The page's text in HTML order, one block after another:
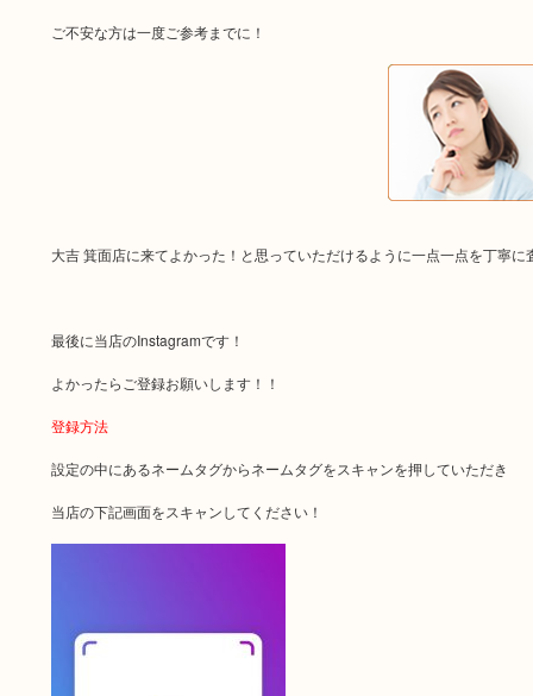
ご不安な方は一度ご参考までに！
大吉 箕面店に来てよかった！と思っていただけるように一点一点を丁寧に
最後に当店のInstagramです！
よかったらご登録お願いします！！
登録方法
設定の中にあるネームタグからネームタグをスキャンを押していただき
当店の下記画面をスキャンしてください！